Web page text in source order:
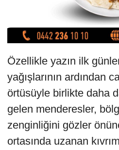
Özellikle yazın ilk
yağışlarının ardından
örtüsüyle birlikte daha
gelen menderesler,
zenginliğini gözler
ortasında uzanan